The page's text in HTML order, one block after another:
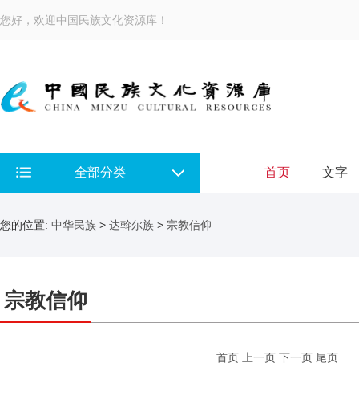
您好，欢迎中国民族文化资源库！
全部分类 首页 文字
您的位置: 中华民族 > 达斡尔族 > 宗教信仰
宗教信仰
首页 上一页 下一页 尾页